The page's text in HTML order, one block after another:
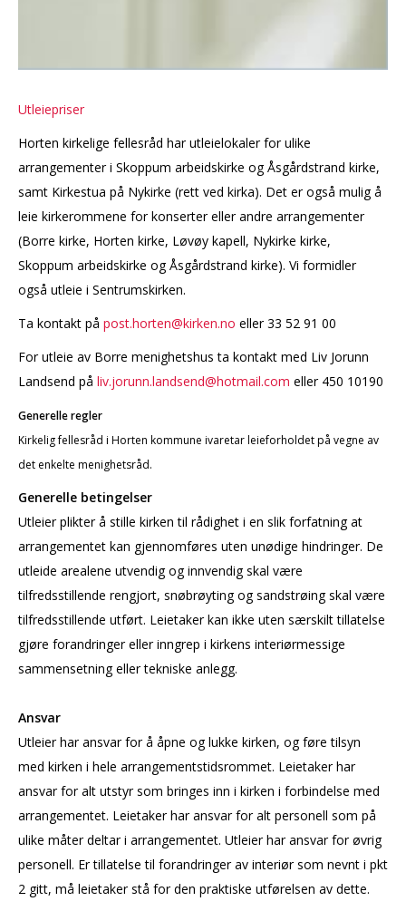
Utleiepriser
Horten kirkelige fellesråd har utleielokaler for ulike
arrangementer i Skoppum arbeidskirke og Åsgårdstrand kirke,
samt Kirkestua på Nykirke (rett ved kirka). Det er også mulig å
leie kirkerommene for konserter eller andre arrangementer
(Borre kirke, Horten kirke, Løvøy kapell, Nykirke kirke,
Skoppum arbeidskirke og Åsgårdstrand kirke). Vi formidler
også utleie i Sentrumskirken.
Ta kontakt på post.horten@kirken.no eller 33 52 91 00
For utleie av Borre menighetshus ta kontakt med Liv Jorunn
Landsend på liv.jorunn.landsend@hotmail.com eller 450 10190
Generelle regler
Kirkelig fellesråd i Horten kommune ivaretar leieforholdet på vegne av
det enkelte menighetsråd.
Generelle betingelser
Utleier plikter å stille kirken til rådighet i en slik forfatning at
arrangementet kan gjennomføres uten unødige hindringer. De
utleide arealene utvendig og innvendig skal være
tilfredsstillende rengjort, snøbrøyting og sandstrøing skal være
tilfredsstillende utført. Leietaker kan ikke uten særskilt tillatelse
gjøre forandringer eller inngrep i kirkens interiørmessige
sammensetning eller tekniske anlegg.
Ansvar
Utleier har ansvar for å åpne og lukke kirken, og føre tilsyn
med kirken i hele arrangementstidsrommet. Leietaker har
ansvar for alt utstyr som bringes inn i kirken i forbindelse med
arrangementet. Leietaker har ansvar for alt personell som på
ulike måter deltar i arrangementet. Utleier har ansvar for øvrig
personell. Er tillatelse til forandringer av interiør som nevnt i pkt
2 gitt, må leietaker stå for den praktiske utførelsen av dette.